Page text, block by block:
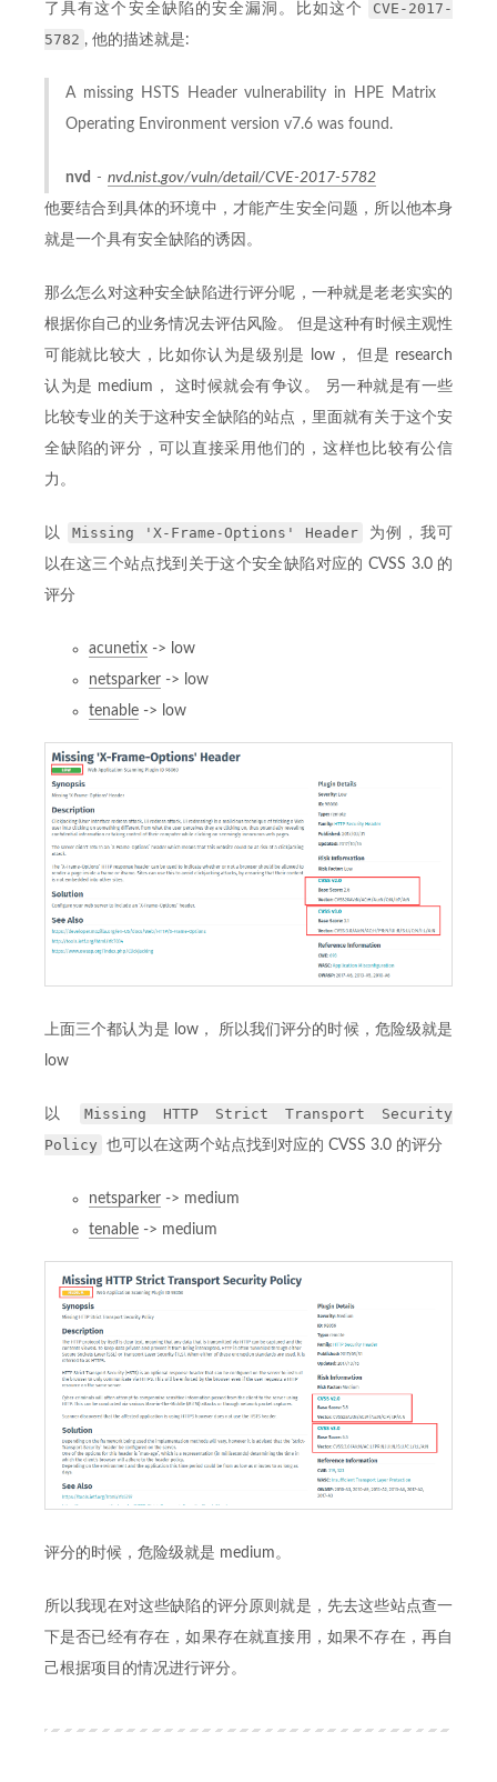
了具有这个安全缺陷的安全漏洞。比如这个
CVE-2017-
5782 , 他的描述就是:
A missing HSTS Header vulnerability in HPE Matrix
Operating Environment version v7.6 was found.
nvd
nvd.nist.gov/vuln/detail/CVE-2017-5782
他要结合到具体的环境中，才能产生安全问题，所以他本身
就是一个具有安全缺陷的诱因。
那么怎么对这种安全缺陷进行评分呢，一种就是老老实实的
根据你自己的业务情况去评估风险。 但是这种有时候主观性
可能就比较大，比如你认为是级别是 low， 但是 research
认为是 medium， 这时候就会有争议。 另一种就是有一些
比较专业的关于这种安全缺陷的站点，里面就有关于这个安
全缺陷的评分，可以直接采用他们的，这样也比较有公信
力。
以 Missing 'X-Frame-Options' Header
为例，我可
以在这三个站点找到关于这个安全缺陷对应的 CVSS 3.0 的
评分
acunetix -> low
netsparker -> low
tenable -> low
上面三个都认为是 low， 所以我们评分的时候，危险级就是
low
以
Missing HTTP Strict Transport Security
Policy
也可以在这两个站点找到对应的 CVSS 3.0 的评分
netsparker -> medium
tenable -> medium
评分的时候，危险级就是 medium。
所以我现在对这些缺陷的评分原则就是，先去这些站点查一
下是否已经有存在，如果存在就直接用，如果不存在，再自
己根据项目的情况进行评分。